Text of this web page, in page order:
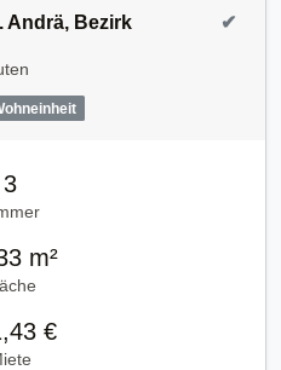
Andrä, Bezirk
✔
3
m²
€